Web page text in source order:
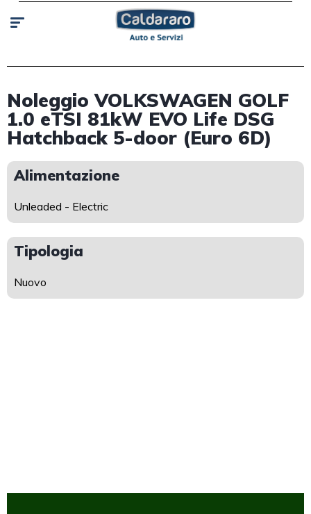
Noleggio VOLKSWAGEN GOLF
1.0 eTSI 81kW EVO Life DSG
Hatchback 5-door (Euro 6D)
Alimentazione
Unleaded - Electric
Tipologia
Nuovo